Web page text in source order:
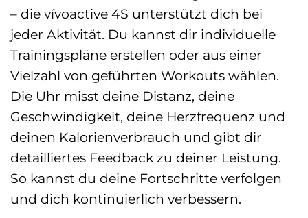
– die vívoactive 4S unterstützt dich bei
jeder Aktivität. Du kannst dir individuelle
Trainingspläne erstellen oder aus einer
Vielzahl von geführten Workouts wählen.
Die Uhr misst deine Distanz, deine
Geschwindigkeit, deine Herzfrequenz und
deinen Kalorienverbrauch und gibt dir
detailliertes Feedback zu deiner Leistung.
So kannst du deine Fortschritte verfolgen
und dich kontinuierlich verbessern.